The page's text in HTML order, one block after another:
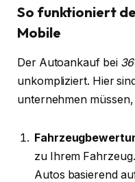
So funktioniert
Mobile
Der Autoankauf bei
unkompliziert. Hier
unternehmen
zu Ihrem
Autos basierend